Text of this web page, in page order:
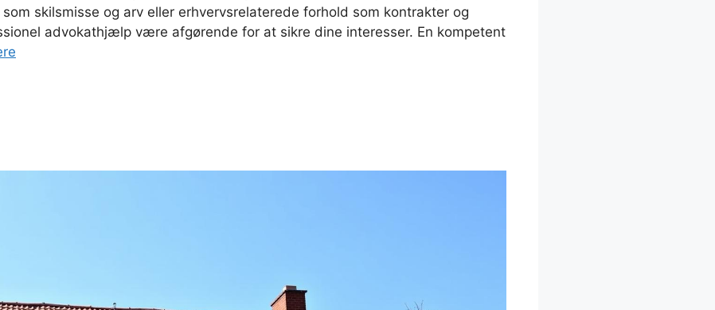
skilsmisse og arv eller erhvervsrelaterede forhold som kontrakter og
advokathjælp være afgørende for at sikre dine interesser. En kompetent